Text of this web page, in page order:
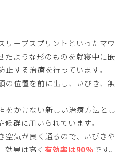
リープスプリントといったマウ
たような形のものを就寝中に嵌
止する治療を行っています。
の位置を前に出し、いびき、無
をかけない新しい治療方法とし
候群に用いられています。
空気が良く通るので、いびきや
効果は高く 有効率は90%です。